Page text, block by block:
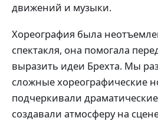
движений и музыки.
Хореография была
спектакля, она помогала
выразить идеи Брехта. Мы
сложные хореографические
подчеркивали
создавали атмосферу на